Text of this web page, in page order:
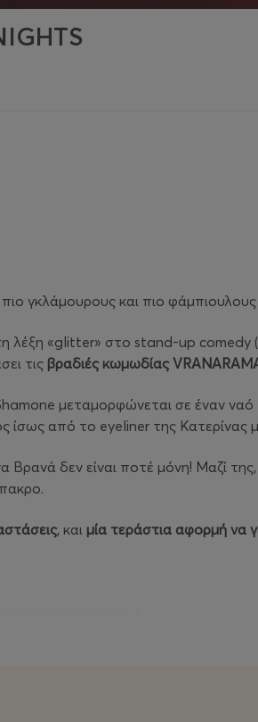
γκλάμουρους και πιο
λέξη «glitter» στο stand-up comedy
τις βραδιές κωμωδίας
μεταμορφώνεται σε έναν ναό
ίσως από το eyeliner της
Βρανά δεν είναι ποτέ μόνη! Μαζί
, και μία τεράστια αφορμή να